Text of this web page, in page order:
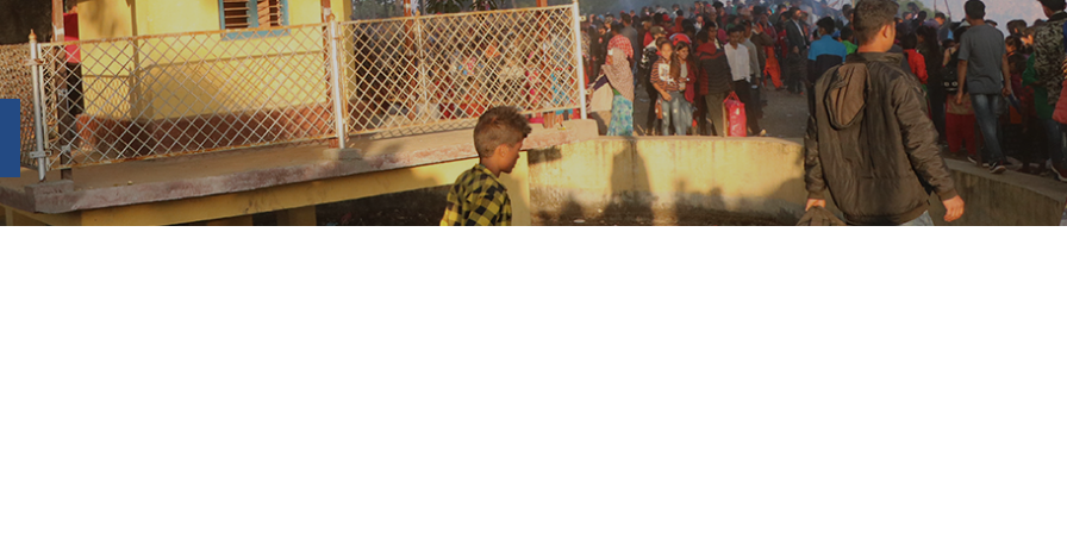
आ.व. २०८२/८३ को बैशाख १ गते देखि असार मसान्तसम्म सूचनाको हक
मिति:07/15/2026 - 13:17